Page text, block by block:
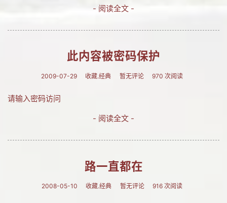
- 阅读全文 -
此内容被密码保护
2009-07-29 收藏.经典 暂无评论 970 次阅读
请输入密码访问
- 阅读全文 -
路一直都在
2008-05-10 收藏.经典 暂无评论 916 次阅读